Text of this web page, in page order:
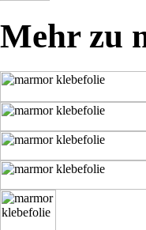
Mehr zu